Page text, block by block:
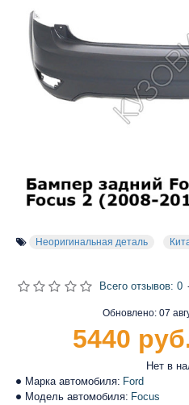
Неоригинальная деталь
Марка автомобиля: Ford
Модель автомобиля: Focus
Обновлено: 07
Нет в
Всего отзывов: 0
5440